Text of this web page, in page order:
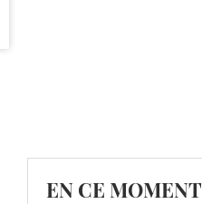
EN CE MOMENT